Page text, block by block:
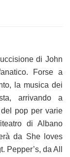
di John
Forse a
la musica dei
arrivando a
pop per varie
di Albano
da She loves
Pepper’s, da All